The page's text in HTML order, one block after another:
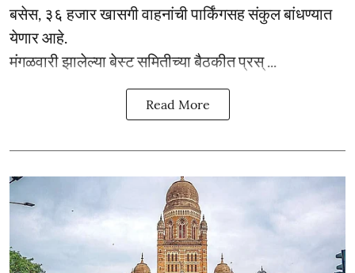
बसेस, ३६ हजार खासगी वाहनांची पार्किंगसह संकुल बांधण्यात
येणार आहे.
मंगळवारी झालेल्या बेस्ट समितीच्या बैठकीत प्रस् ...
Read More